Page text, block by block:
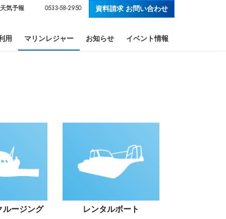
天気予報 0533-58-2950 資料請求 お問い合わせ
用 マリンレジャー お知らせ イベント情報
ルージング レンタルボート